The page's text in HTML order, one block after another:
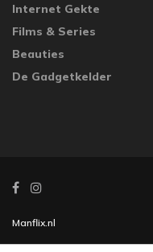
Internet Gekte
Films & Series
Beauties
De Gadgetkelder
Manflix.nl